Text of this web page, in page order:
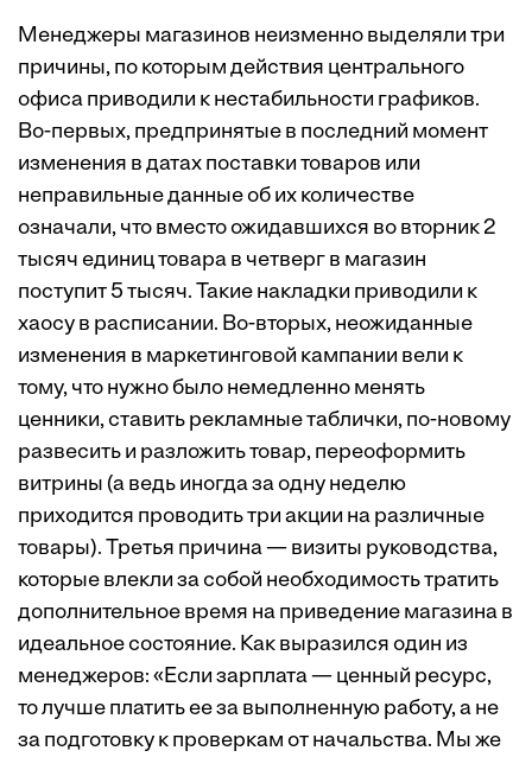
Менеджеры магазинов неизменно выделяли три
причины, по которым действия центрального
офиса приводили к нестабильности графиков.
Во-первых, предпринятые в последний момент
изменения в датах поставки товаров или
неправильные данные об их количестве
означали, что вместо ожидавшихся во вторник 2
тысяч единиц товара в четверг в магазин
поступит 5 тысяч. Такие накладки приводили к
хаосу в расписании. Во-вторых, неожиданные
изменения в маркетинговой кампании вели к
тому, что нужно было немедленно менять
ценники, ставить рекламные таблички, по-новому
развесить и разложить товар, переоформить
витрины (а ведь иногда за одну неделю
приходится проводить три акции на различные
товары). Третья причина — визиты руководства,
которые влекли за собой необходимость тратить
дополнительное время на приведение магазина в
идеальное состояние. Как выразился один из
менеджеров: «Если зарплата — ценный ресурс,
то лучше платить ее за выполненную работу, а не
за подготовку к проверкам от начальства. Мы же